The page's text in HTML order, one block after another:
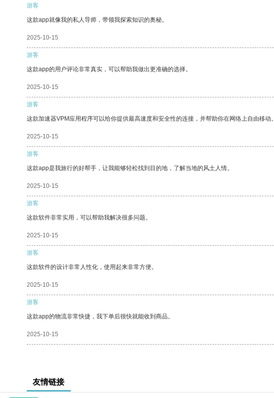
游客
这款app就像我的私人导师，带领我探索知识的奥秘。
2025-10-15
游客
这款app的用户评论非常真实，可以帮助我做出更准确的选择。
2025-10-15
游客
这款加速器VPM应用程序可以给你提供最高速度和安全性的连接，并帮助你在网络上自由移动。
2025-10-15
游客
这款app是我旅行的好帮手，让我能够轻松找到目的地，了解当地的风土人情。
2025-10-15
游客
这款软件非常实用，可以帮助我解决很多问题。
2025-10-15
游客
这款软件的设计非常人性化，使用起来非常方便。
2025-10-15
游客
这款app的物流非常快捷，我下单后很快就能收到商品。
2025-10-15
友情链接